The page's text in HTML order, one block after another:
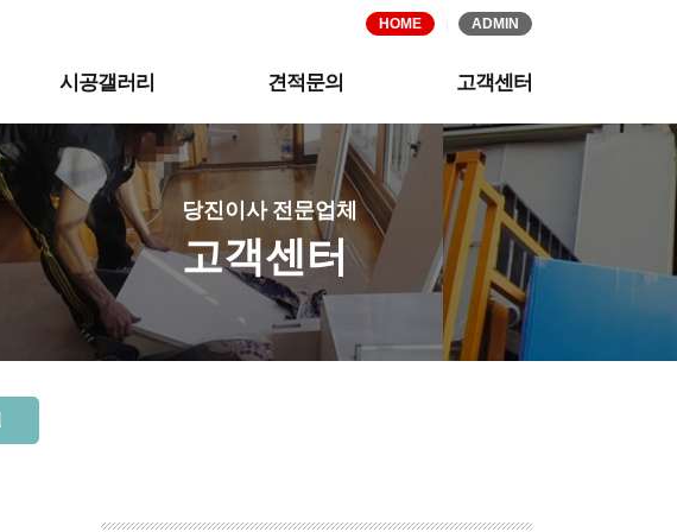
HOME ADMIN
시공갤러리 견적문의 고객센터
당진이사 전문업체
고객센터